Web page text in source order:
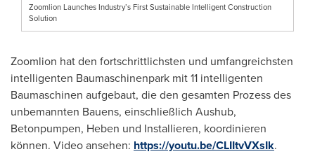
Zoomlion Launches Industry’s First Sustainable Intelligent Construction
Solution
Zoomlion hat den fortschrittlichsten und umfangreichsten
intelligenten Baumaschinenpark mit 11 intelligenten
Baumaschinen aufgebaut, die den gesamten Prozess des
unbemannten Bauens, einschließlich Aushub,
Betonpumpen, Heben und Installieren, koordinieren
können. Video ansehen: https://youtu.be/CLIItvVXsIk.